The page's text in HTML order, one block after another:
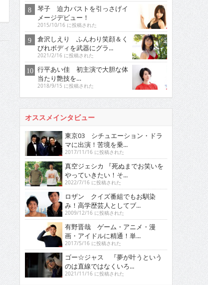
琴子 迫力バストを引っさげイ
メージデビュー！
2015/10/16 に投稿された
倉沢しえり ふんわり笑顔＆く
びれボディを武器にグラ...
2021/2/16 に投稿された
行平あい佳 初主演で大胆な体
当たり艶技を…
2018/9/15 に投稿された
オススメインタビュー
東京03 シチュエーション・ドラ
マに出演！苦境を乗...
2017/11/16 に投稿された
真空ジェシカ 『死ぬまでお笑いを
やっていきたい！そ...
2022/7/16 に投稿された
ロザン クイズ番組でもお馴染
み！高学歴芸人としてブ...
2009/12/16 に投稿された
有野晋哉 ゲーム・アニメ・漫
画・アイドルに精通！単...
2017/5/16 に投稿された
ゴー☆ジャス 『夢が叶うという
のは直線ではなくいろ...
2021/11/16 に投稿された